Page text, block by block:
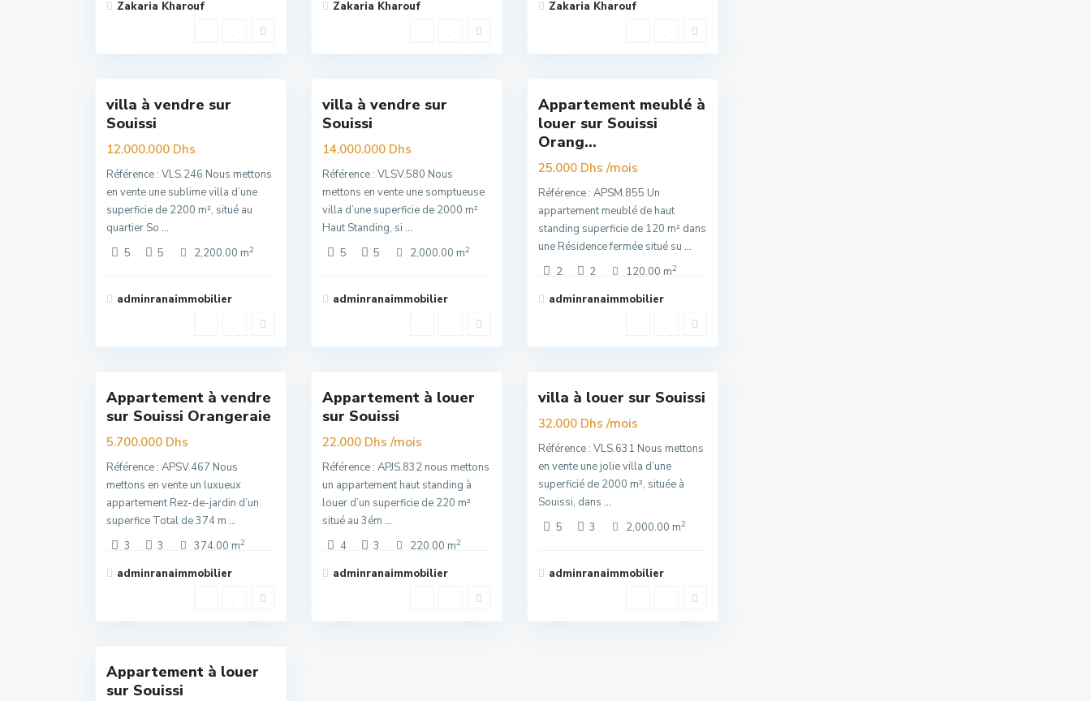
Zakaria Kharouf Zakaria Kharouf Zakaria Kharouf
Souissi
villa à vendre sur
Souissi
12.000.000 Dhs
Référence : VLS.246 Nous mettons
en vente une sublime villa d’une
superficie de 2200 m², situé au
quartier So ...
5
5 2,200.00 m2
adminranaimmobilier
Souissi
villa à vendre sur
Souissi
14.000.000 Dhs
Référence : VLSV.580 Nous
mettons en vente une somptueuse
villa d’une superficie de 2000 m²
Haut Standing, si ...
5
5 2,000.00 m2
adminranaimmobilier
Souissi
Appartement meublé à
louer sur Souissi
Orang...
25.000 Dhs/mois
Référence : APSM.855 Un
appartement meublé de haut
standing superficie de 120 m² dans
une Résidence fermée situé su ...
2
2 120.00 m2
adminranaimmobilier
Souissi
Appartement à vendre
sur Souissi Orangeraie
5.700.000 Dhs
Référence : APSV.467 Nous
mettons en vente un luxueux
appartement Rez-de-jardin d’un
superfice Total de 374 m ...
3
3 374.00 m2
adminranaimmobilier
Souissi
Appartement à louer
sur Souissi
22.000 Dhs/mois
Référence : APJS.832 nous mettons
un appartement haut standing à
louer d’un superficie de 220 m²
situé au 3ém ...
4
3 220.00 m2
adminranaimmobilier
Souissi
villa à louer sur Souissi
32.000 Dhs/mois
Référence : VLS.631 Nous mettons
en vente une jolie villa d’une
superficié de 2000 m², située à
Souissi, dans ...
5
3 2,000.00 m2
adminranaimmobilier
Souissi
Appartement à louer
sur Souissi